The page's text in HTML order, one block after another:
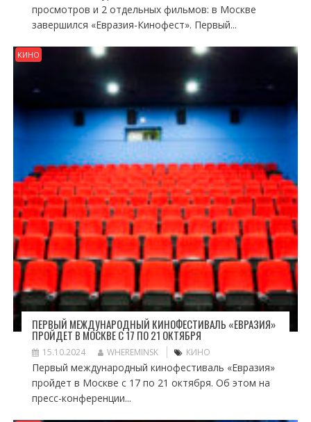
просмотров и 2 отдельных фильмов: в Москве
завершился «Евразия-Кинофест». Первый...
КИНО
ПЕРВЫЙ МЕЖДУНАРОДНЫЙ КИНОФЕСТИВАЛЬ «ЕВРАЗИЯ»
ПРОЙДЕТ В МОСКВЕ С 17 ПО 21 ОКТЯБРЯ
15.10.2024 WHEREMINSK КИНО
Первый международный кинофестиваль «Евразия»
пройдет в Москве с 17 по 21 октября. Об этом на
пресс-конференции...